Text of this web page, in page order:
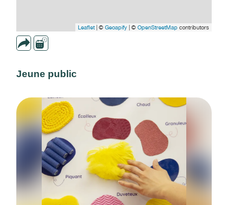
Leaflet| © Geoapify | © OpenStreetMap contributors
Jeune public